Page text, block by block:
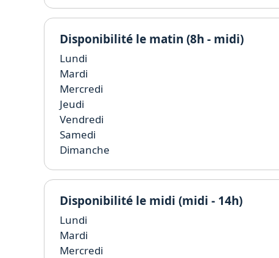
Disponibilité le matin (8h - midi)
Lundi
Mardi
Mercredi
Jeudi
Vendredi
Samedi
Dimanche
Disponibilité le midi (midi - 14h)
Lundi
Mardi
Mercredi